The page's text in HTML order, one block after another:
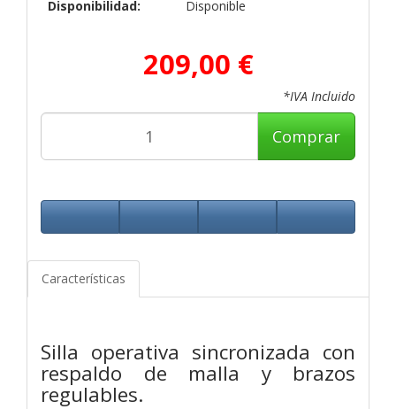
Disponibilidad:
Disponible
209,00 €
*IVA Incluido
Comprar
Características
Silla operativa sincronizada con
respaldo de malla y brazos
regulables.